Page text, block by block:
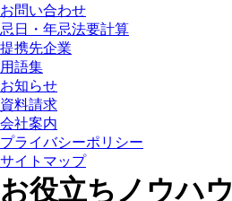
お問い合わせ
忌日・年忌法要計算
提携先企業
用語集
お知らせ
資料請求
会社案内
プライバシーポリシー
サイトマップ
お役立ちノウハウ